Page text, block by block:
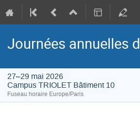
Journées annuelles
27–29 mai 2026
Campus TRIOLET Bâtiment 10
Fuseau horaire Europe/Paris